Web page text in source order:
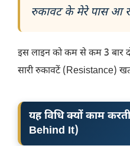
रुकावट के मेरे पास आ
​इस लाइन को कम से कम 3 बार
सारी रुकावटें (Resistance)
​यह विधि क्यों काम
Behind It)